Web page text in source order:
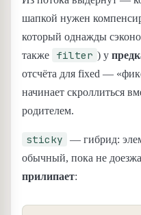
шапкой нужен
который однажды
также
filter ) у
отсчёта для fixed —
начинает скроллиться
родителем.
sticky
— гибрид:
обычный, пока не
прилипает: